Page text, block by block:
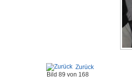
Zurück
Bild 89 von 168